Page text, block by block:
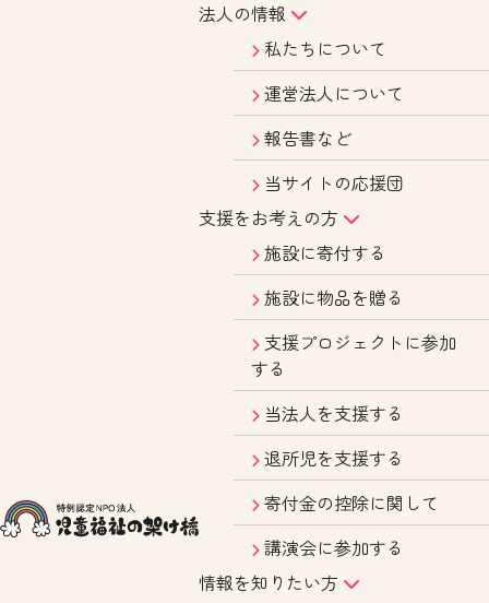
法人の情報
私たちについて
運営法人について
報告書など
当サイトの応援団
支援をお考えの方
施設に寄付する
施設に物品を贈る
支援プロジェクトに参加
する
当法人を支援する
退所児を支援する
寄付金の控除に関して
講演会に参加する
情報を知りたい方